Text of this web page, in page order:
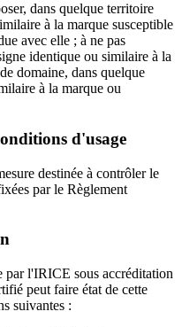
dans quelque territoire
à la marque susceptible
avec elle ; à ne pas
identique ou similaire à la
domaine, dans quelque
à la marque ou
d'usage
destinée à contrôler le
par le Règlement
l'IRICE sous accréditation
peut faire état de cette
suivantes :